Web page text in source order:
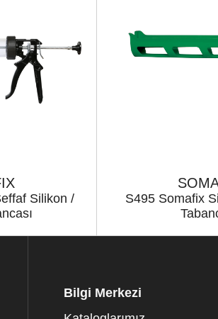
Silikon /
S495 Somafix
Bilgi Merkezi